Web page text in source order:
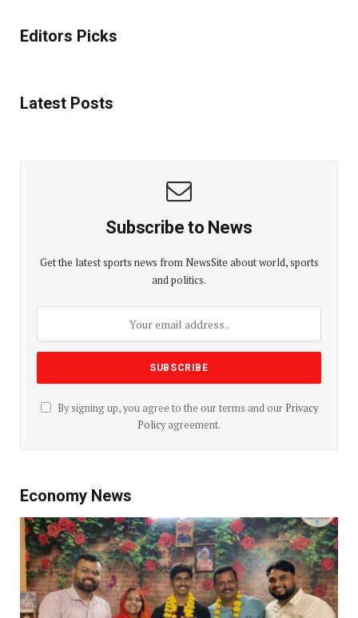
Editors Picks
Latest Posts
Subscribe to News
Get the latest sports news from NewsSite about world, sports
and politics.
By signing up, you agree to the our terms and our Privacy
Policyagreement.
Economy News